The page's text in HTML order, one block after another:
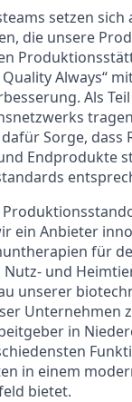
setzen sich
die unsere
Always“
Als
Sorge, dass
Endprodukte
ein Anbieter
für
und
unserer
Unternehmen
in
in einem
bietet.